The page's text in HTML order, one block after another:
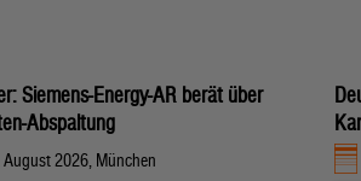
Siemens-Energy-AR berät über
Abspaltung
August 2026, München